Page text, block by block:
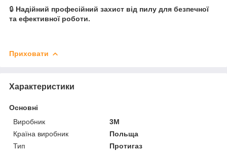
🔒 Надійний професійний захист від пилу для безпечної
та ефективної роботи.
Приховати
Характеристики
Основні
Виробник
3М
Країна виробник
Польща
Тип
Протигаз